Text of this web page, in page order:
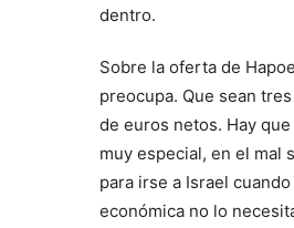
dentro.
Sobre la oferta de
preocupa. Que sean
de euros netos. Hay
muy especial, en el mal
para irse a Israel
económica no lo